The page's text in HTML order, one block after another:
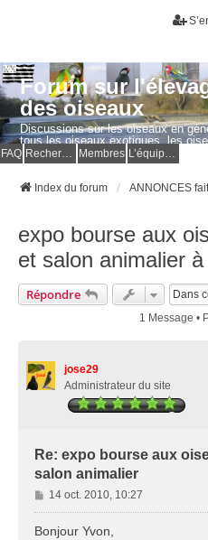
Forum sur
des oiseaux
Discussions sur les oiseaux en
tous les oiseaux exotiques, les
Questions, photos, expériences.
FAQ Membres
Index du forum
expo bourse aux
et salon animalier
Répondre
1 Message •
jose29
Administrateur du site
Re: expo bourse aux
salon animalier
M
e
s
14 oct. 2010, 10:27
Bonjour Yvon,